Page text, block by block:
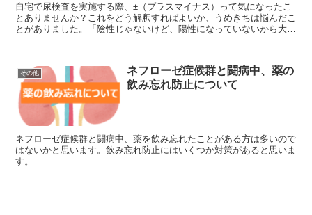
自宅で尿検査を実施する際、±（プラスマイナス）って気になったこ
とありませんか？これをどう解釈すればよいか、うめきちは悩んだこ
とがありました。「陰性じゃないけど、陽性になっていないから大丈
その他
ネフローゼ症候群と闘病中、薬の
飲み忘れ防止について
ネフローゼ症候群と闘病中、薬を飲み忘れたことがある方は多いので
はないかと思います。飲み忘れ防止にはいくつか対策があると思いま
す。